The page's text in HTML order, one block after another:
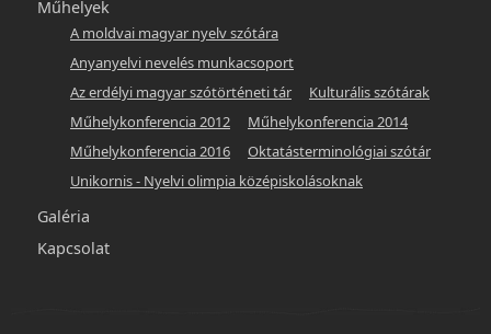
Műhelyek
A moldvai magyar nyelv szótára
Anyanyelvi nevelés munkacsoport
Az erdélyi magyar szótörténeti tár
Kulturális szótárak
Műhelykonferencia 2012
Műhelykonferencia 2014
Műhelykonferencia 2016
Oktatásterminológiai szótár
Unikornis - Nyelvi olimpia középiskolásoknak
Galéria
Kapcsolat